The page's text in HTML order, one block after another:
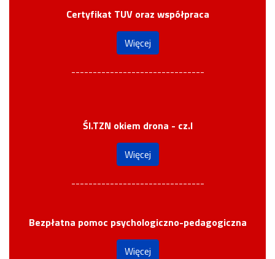
Certyfikat TUV oraz współpraca
Więcej
-------------------------------
Śl.TZN okiem drona - cz.I
Więcej
-------------------------------
Bezpłatna pomoc psychologiczno-pedagogiczna
Więcej